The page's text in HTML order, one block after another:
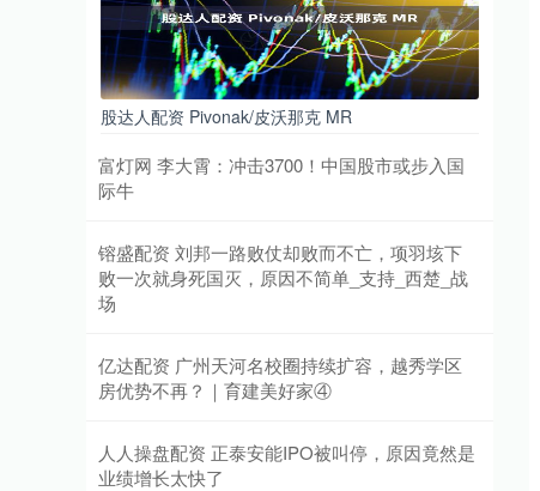
股达人配资 Pivonak/皮沃那克 MR
富灯网 李大霄：冲击3700！中国股市或步入国
际牛
镕盛配资 刘邦一路败仗却败而不亡，项羽垓下
败一次就身死国灭，原因不简单_支持_西楚_战
场
亿达配资 广州天河名校圈持续扩容，越秀学区
房优势不再？｜育建美好家④
人人操盘配资 正泰安能IPO被叫停，原因竟然是
业绩增长太快了